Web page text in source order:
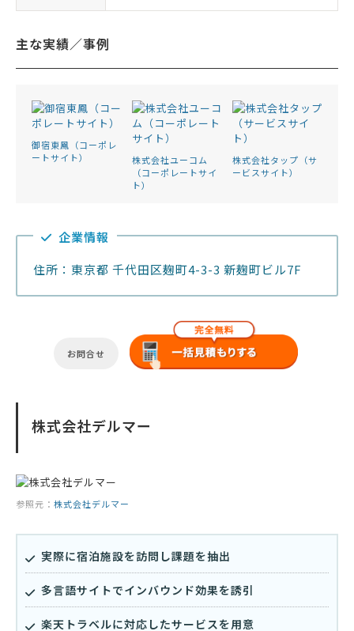
主な実績／事例
御宿東鳳（コーポレ
ートサイト）
株式会社ユーコム
（コーポレートサイ
ト）
株式会社タップ（サ
ービスサイト）
企業情報
住所：東京都 千代田区麹町4-3-3 新麹町ビル7F
お問合せ
株式会社デルマー
参照元： 株式会社デルマー
実際に宿泊施設を訪問し課題を抽出
多言語サイトでインバウンド効果を誘引
楽天トラベルに対応したサービスを用意